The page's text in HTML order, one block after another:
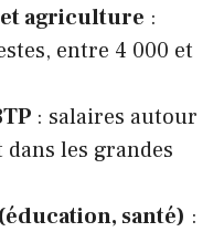
agriculture :
entre 4 000 et
: salaires autour
dans les grandes
santé) :